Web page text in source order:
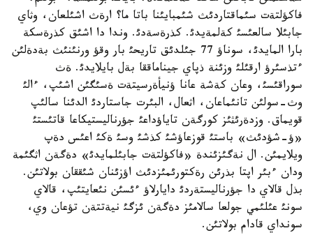
فاكؤلتةت سئماقتاردئث شئمبايئنا باتا ما؟ ارةث اشئلعان، وثاي
جابئلا سالعئسئ كةلمةيدئ. كذرةسةدئ. وندا دا اشئق كذرةسكة
بارا المايدئ، سوناؤ 77 جئلدئق تاريحئ بار وقؤ ورنئنئث بةدةلئن
ءتذسئرؤ ارقئلئ وزئنة ذپاي جيناماققا بةل بايلايدئ. ةث
سوراقئسئ، وعان كةشة عانا ؤنيأةرسيتةت ةسئگئن اشئپ، ءالئ
وث-سولئن تانئماعان، اثعال، البئرت جاستاردئ الدئنا سالئپ
قويماق. وزدةرئثئز كورگةن تاياؤداعئ جؤرناليستيكاعا قاتئستئ
«ؤ-شؤدئث» باستئ قوزعاؤشئ كذشئ وسئ ةكئ اعئس دةپ
ويلايمئن. ال نةگئزئندة «فاكؤلتةت جابئلمايدئ» دةگةن اثگئمة
ودان ءبئر اپتا بذرئن رةكتورئمئزدئث اؤزئنان شئققان بولاتئن.
بذل قالاي دا جؤرناليستةردئ دايارلاؤ ءئسئن نئعايتئپ، قالاي
سونئ عئلئمي جولعا سالامئز دةگةن ئزگئ نيةتتةن تؤعان وي،
سونداي قادام بولاتئن.